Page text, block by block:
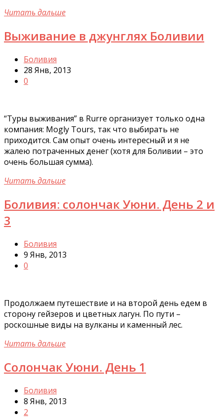
Читать дальше
Выживание в джунглях Боливии
Боливия
28 Янв, 2013
0
“Туры выживания” в Rurre организует только одна
компания: Mogly Tours, так что выбирать не
приходится. Сам опыт очень интересный и я не
жалею потраченных денег (хотя для Боливии – это
очень большая сумма).
Читать дальше
Боливия: солончак Уюни. День 2 и
3
Боливия
9 Янв, 2013
0
Продолжаем путешествие и на второй день едем в
сторону гейзеров и цветных лагун. По пути –
роскошные виды на вулканы и каменный лес.
Читать дальше
Солончак Уюни. День 1
Боливия
8 Янв, 2013
2